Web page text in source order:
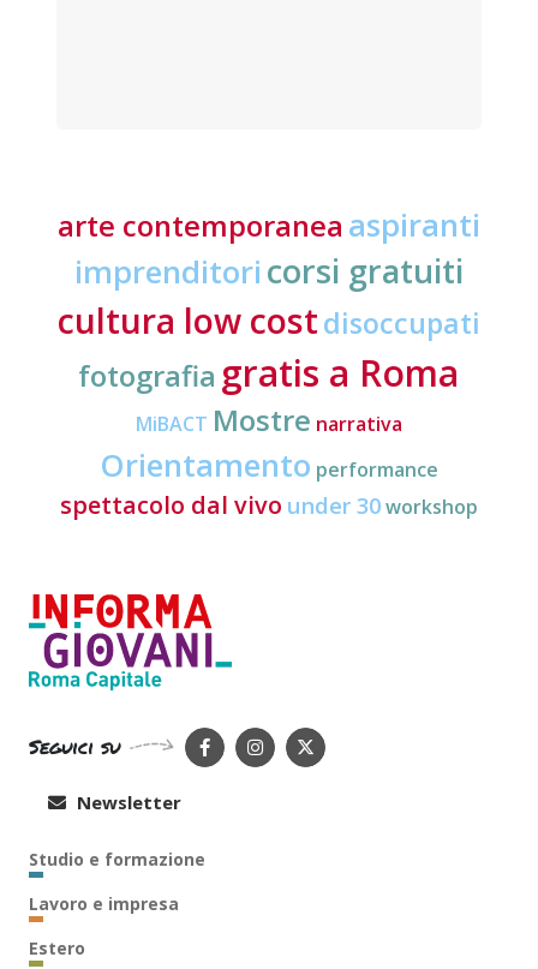
arte contemporanea aspiranti
imprenditori corsi gratuiti
cultura low costdisoccupati
fotografia gratis a Roma
MiBACT Mostre narrativa
Orientamento performance
spettacolo dal vivo under 30workshop
Seguici su
Newsletter
Studio e formazione
Lavoro e impresa
Estero